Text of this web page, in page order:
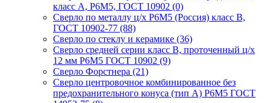
класс А, Р6М5, ГОСТ 10902 (0)
Сверло по металлу ц/х Р6М5 (Россия) класс В,
ГОСТ 10902-77 (88)
Сверло по стеклу и керамике (36)
Сверло средней серии класс В, проточенный ц/х
12 мм Р6М5 ГОСТ 10902 (9)
Сверло Форстнера (21)
Сверло центровочное комбинированное без
предохранительного конуса (тип А) Р6М5 ГОСТ